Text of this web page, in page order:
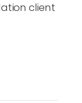
client